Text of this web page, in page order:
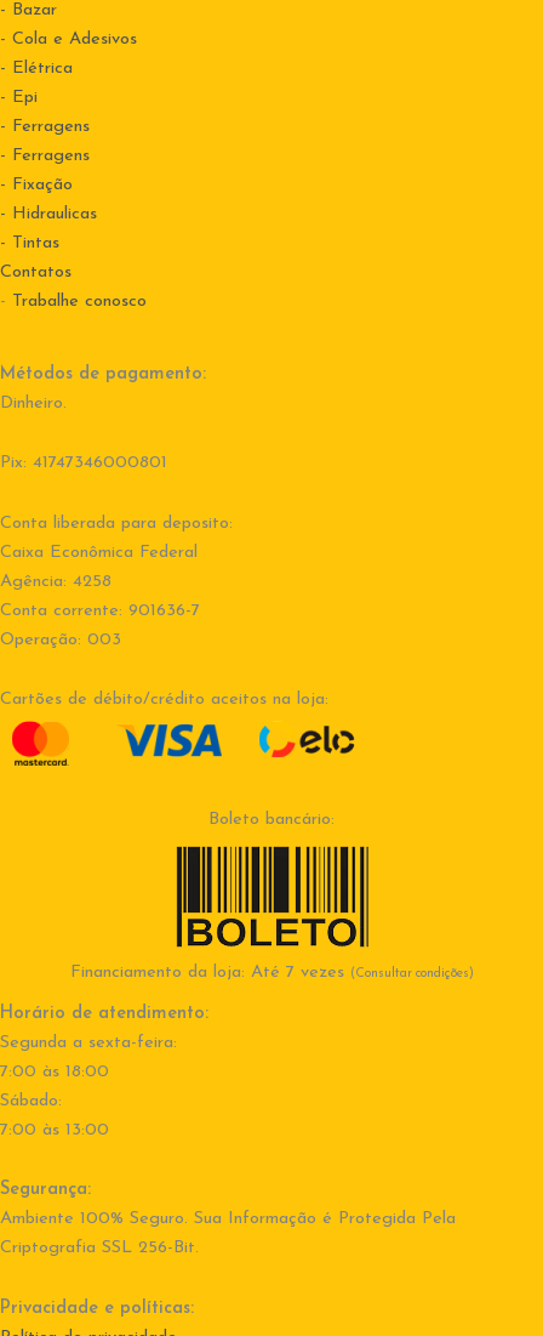
- Bazar
- Cola e Adesivos
- Elétrica
- Epi
- Ferragens
- Ferragens
- Fixação
- Hidraulicas
- Tintas
Contatos
- Trabalhe conosco
Métodos de pagamento:
Dinheiro.
Pix: 41747346000801
Conta liberada para deposito:
Caixa Econômica Federal
Agência: 4258
Conta corrente: 901636-7
Operação: 003
Cartões de débito/crédito aceitos na loja:
Boleto bancário:
Financiamento da loja: Até 7 vezes (Consultar condições)
Horário de atendimento:
Segunda a sexta-feira:
7:00 às 18:00
Sábado:
7:00 às 13:00
Segurança:
Ambiente 100% Seguro. Sua Informação é Protegida Pela
Criptografia SSL 256-Bit.
Privacidade e políticas: